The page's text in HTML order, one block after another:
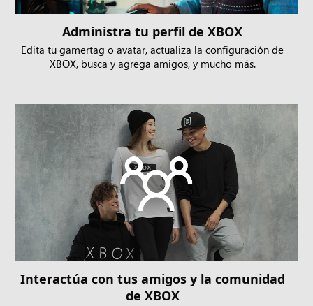
Administra tu perfil de XBOX
Edita tu gamertag o avatar, actualiza la configuración de
XBOX, busca y agrega amigos, y mucho más.
Interactúa con tus amigos y la comunidad
de XBOX